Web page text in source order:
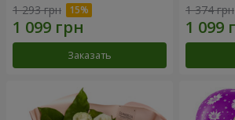
1 293 грн
Заказать
1 374 грн